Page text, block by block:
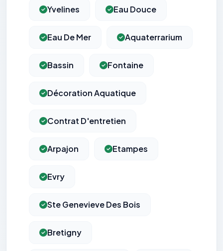
Yvelines Eau Douce
Eau De Mer Aquaterrarium
Bassin Fontaine
Décoration Aquatique
Contrat D'entretien
Arpajon Etampes
Evry
Ste Genevieve Des Bois
Bretigny